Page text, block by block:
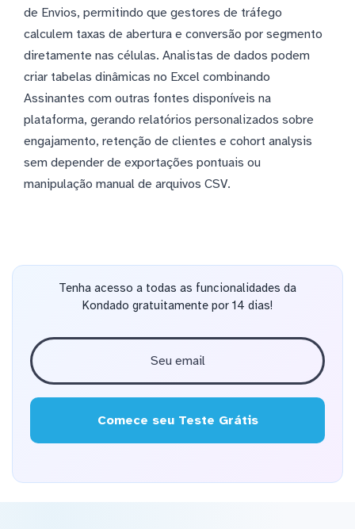
de Envios, permitindo que gestores de tráfego
calculem taxas de abertura e conversão por segmento
diretamente nas células. Analistas de dados podem
criar tabelas dinâmicas no Excel combinando
Assinantes com outras fontes disponíveis na
plataforma, gerando relatórios personalizados sobre
engajamento, retenção de clientes e cohort analysis
sem depender de exportações pontuais ou
manipulação manual de arquivos CSV.
Tenha acesso a todas as funcionalidades da
Kondado gratuitamente por 14 dias!
Comece seu Teste Grátis